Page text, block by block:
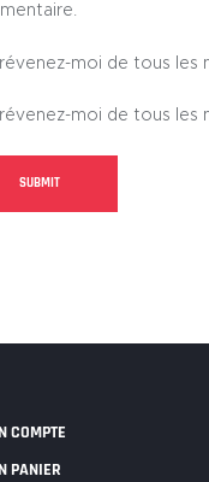
moi de tous les
moi de tous les
COMPTE
PANIER